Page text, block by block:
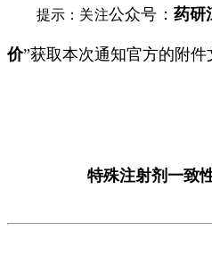
提示：关注公众号： 药研
价”获取本次通知官方的附件
特殊注射剂一致